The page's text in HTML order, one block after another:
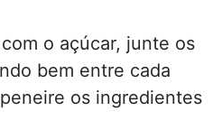
o açúcar, junte os
bem entre cada
os ingredientes